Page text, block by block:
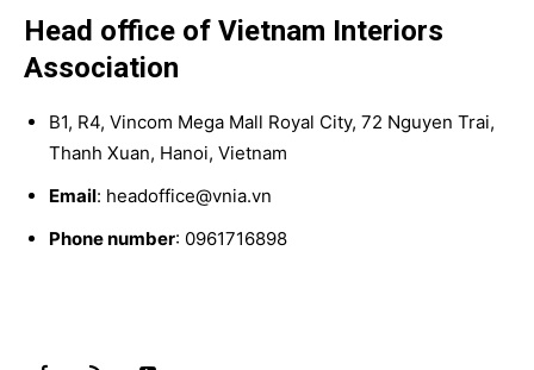
Head office of Vietnam Interiors
Association
B1, R4, Vincom Mega Mall Royal City, 72 Nguyen Trai,
Thanh Xuan, Hanoi, Vietnam
Email: headoffice@vnia.vn
Phone number: 0961716898